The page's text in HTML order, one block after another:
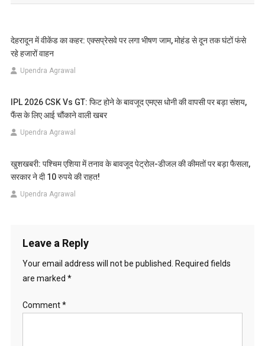
देहरादून में वीकेंड का कहर: एक्सप्रेसवे पर लगा भीषण जाम, मोहंड से दून तक घंटों फंसे
रहे हजारों वाहन
Upendra Agrawal
IPL 2026 CSK Vs GT: फिट होने के बावजूद एमएस धोनी की वापसी पर बड़ा संशय,
फैंस के लिए आई चौंकाने वाली खबर
Upendra Agrawal
खुशखबरी: पश्चिम एशिया में तनाव के बावजूद पेट्रोल-डीजल की कीमतों पर बड़ा फैसला,
सरकार ने दी 10 रुपये की राहत!
Upendra Agrawal
Leave a Reply
Your email address will not be published.
Required fields
are marked *
Comment*